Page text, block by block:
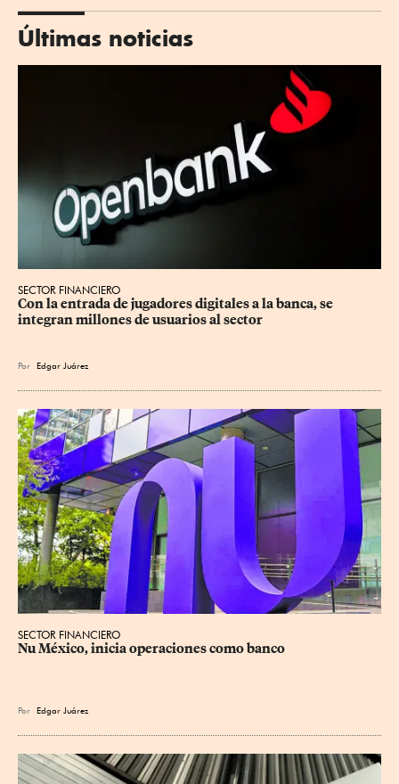
Últimas noticias
SECTOR FINANCIERO
Con la entrada de jugadores digitales a la banca, se
integran millones de usuarios al sector
Por Edgar Juárez
SECTOR FINANCIERO
Nu México, inicia operaciones como banco
Por Edgar Juárez